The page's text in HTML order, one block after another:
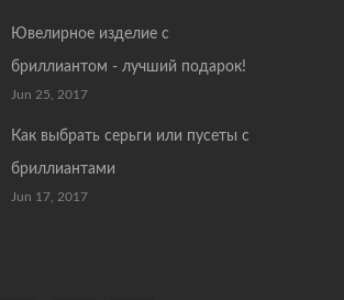
Ювелирное изделие с
бриллиантом - лучший подарок!
Jun 25, 2017
Как выбрать серьги или пусеты с
бриллиантами
Jun 17, 2017